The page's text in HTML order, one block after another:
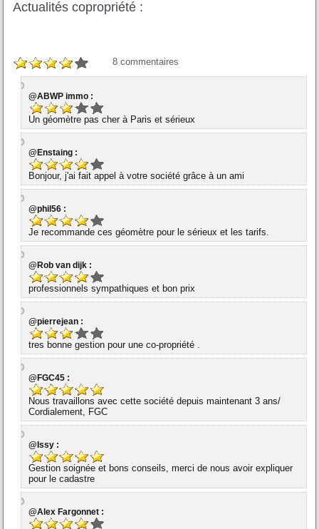
Actualités copropriété :
8 commentaires
@ABWP immo :
Un géomètre pas cher à Paris et sérieux
@Enstaing :
Bonjour, j'ai fait appel à votre société grâce à un ami
@phil56 :
Je recommande ces géomètre pour le sérieux et les tarifs.
@Rob van dijk :
professionnels sympathiques et bon prix
@pierrejean :
tres bonne gestion pour une co-propriété .
@FGC45 :
Nous travaillons avec cette société depuis maintenant 3 ans/
Cordialement, FGC
@Issy :
Gestion soignée et bons conseils, merci de nous avoir expliquer
pour le cadastre
@Alex Fargonnet :